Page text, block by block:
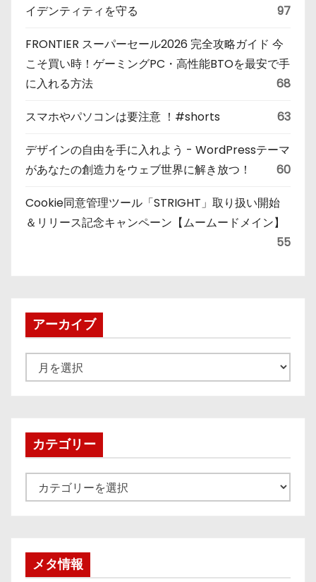
イデンティティを守る
97
FRONTIER スーパーセール2026 完全攻略ガイド 今
こそ買い時！ゲーミングPC・高性能BTOを最安で手
に入れる方法
68
スマホやパソコンは要注意 ！#shorts 63
デザインの自由を手に入れよう - WordPressテーマ
があなたの創造力をウェブ世界に解き放つ！
60
Cookie同意管理ツール「STRIGHT」取り扱い開始
＆リリース記念キャンペーン【ムームードメイン】
55
アーカイブ
ー
ブカテゴリー
テ
メタ情報